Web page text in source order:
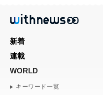
新着
連載
WORLD
キーワード一覧